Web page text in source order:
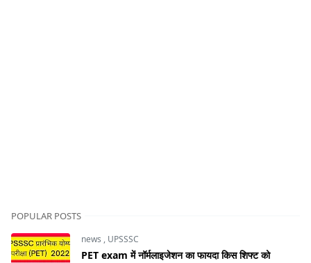
POPULAR POSTS
news , UPSSSC
PET exam में नॉर्मलाइजेशन का फायदा किस शिफ्ट को